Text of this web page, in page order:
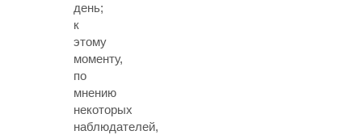
день;
к
этому
моменту,
по
мнению
некоторых
наблюдателей,